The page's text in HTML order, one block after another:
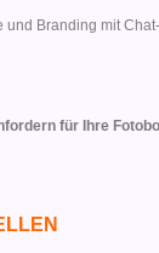
und Branding mit
für Ihre